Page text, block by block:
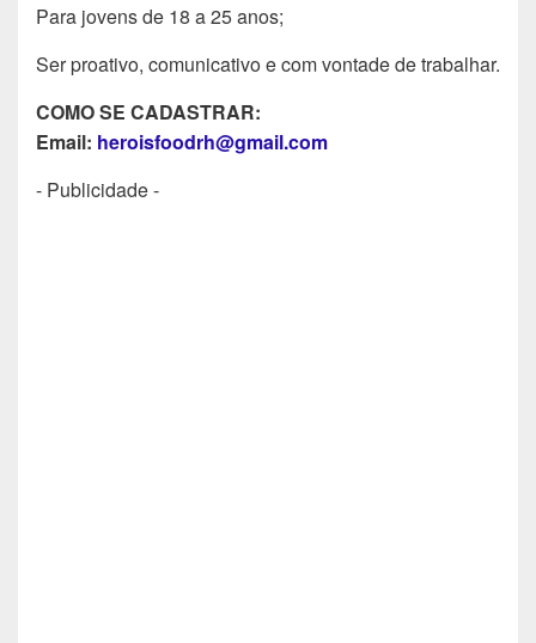
Para jovens de 18 a 25 anos;
Ser proativo, comunicativo e com vontade de trabalhar.
COMO SE CADASTRAR:
Email: heroisfoodrh@gmail.com
- Publicidade -